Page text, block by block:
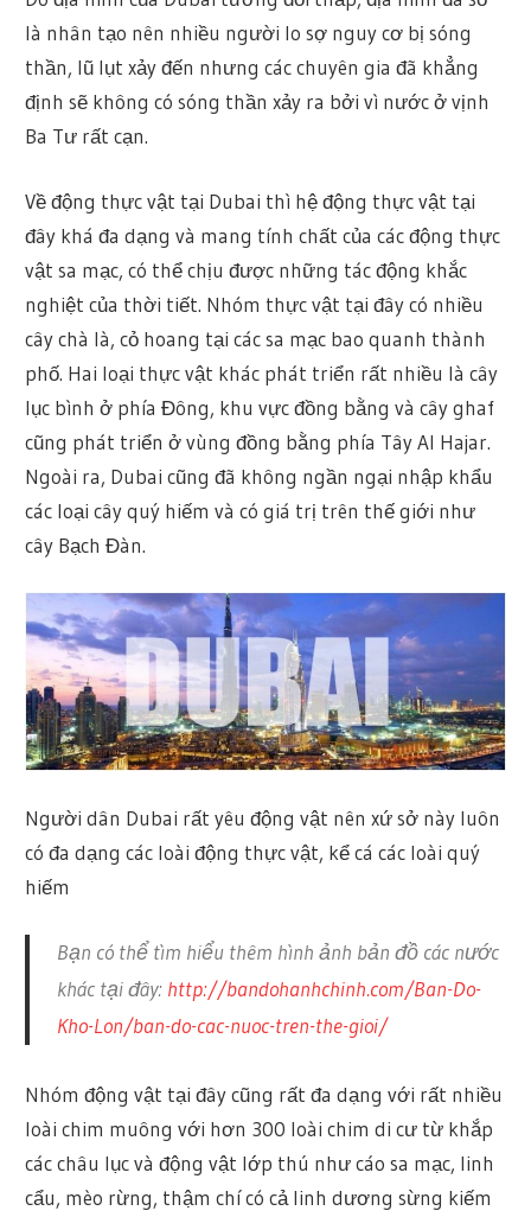
là nhân tạo nên nhiều người lo sợ nguy cơ bị sóng
thần, lũ lụt xảy đến nhưng các chuyên gia đã khẳng
định sẽ không có sóng thần xảy ra bởi vì nước ở vịnh
Ba Tư rất cạn.
Về động thực vật tại Dubai thì hệ động thực vật tại
đây khá đa dạng và mang tính chất của các động thực
vật sa mạc, có thể chịu được những tác động khắc
nghiệt của thời tiết. Nhóm thực vật tại đây có nhiều
cây chà là, cỏ hoang tại các sa mạc bao quanh thành
phố. Hai loại thực vật khác phát triển rất nhiều là cây
lục bình ở phía Đông, khu vực đồng bằng và cây ghaf
cũng phát triển ở vùng đồng bằng phía Tây Al Hajar.
Ngoài ra, Dubai cũng đã không ngần ngại nhập khẩu
các loại cây quý hiếm và có giá trị trên thế giới như
cây Bạch Đàn.
Người dân Dubai rất yêu động vật nên xứ sở này luôn
có đa dạng các loài động thực vật, kể cá các loài quý
hiếm
Bạn có thể tìm hiểu thêm hình ảnh bản đồ các nước
khác tại đây: http://bandohanhchinh.com/Ban-Do-
Kho-Lon/ban-do-cac-nuoc-tren-the-gioi/
Nhóm động vật tại đây cũng rất đa dạng với rất nhiều
loài chim muông với hơn 300 loài chim di cư từ khắp
các châu lục và động vật lớp thú như cáo sa mạc, linh
cẩu, mèo rừng, thậm chí có cả linh dương sừng kiếm